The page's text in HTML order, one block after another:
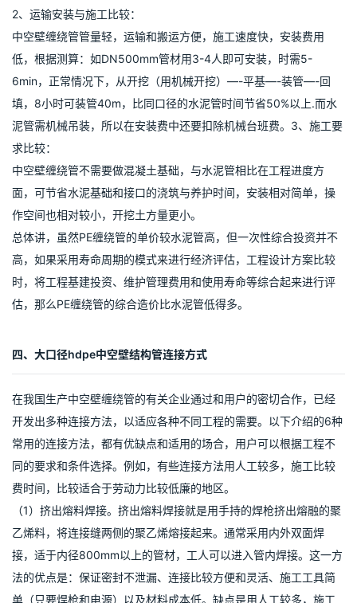
2、运输安装与施工比较：
中空壁缠绕管管量轻，运输和搬运方便，施工速度快，安装费用
低，根据测算：如DN500mm管材用3-4人即可安装，时需5-
6min，正常情况下，从开挖（用机械开挖）—-平基—-装管—-回
填，8小时可装管40m，比同口径的水泥管时间节省50%以上.而水
泥管需机械吊装，所以在安装费中还要扣除机械台班费。3、施工要
求比较：
中空壁缠绕管不需要做混凝土基础，与水泥管相比在工程进度方
面，可节省水泥基础和接口的浇筑与养护时间，安装相对简单，操
作空间也相对较小，开挖土方量更小。
总体讲，虽然PE缠绕管的单价较水泥管高，但一次性综合投资并不
高，如果采用寿命周期的模式来进行经济评估，工程设计方案比较
时，将工程基建投资、维护管理费用和使用寿命等综合起来进行评
估，那么PE缠绕管的综合造价比水泥管低得多。
四、大口径hdpe中空壁结构管连接方式
在我国生产中空壁缠绕管的有关企业通过和用户的密切合作，已经
开发出多种连接方法，以适应各种不同工程的需要。以下介绍的6种
常用的连接方法，都有优缺点和适用的场合，用户可以根据工程不
同的要求和条件选择。例如，有些连接方法用人工较多，施工比较
费时间，比较适合于劳动力比较低廉的地区。
（1）挤出熔料焊接。挤出熔料焊接就是用手持的焊枪挤出熔融的聚
乙烯料，将连接缝两侧的聚乙烯熔接起来。通常采用内外双面焊
接，适于内径800mm以上的管材，工人可以进入管内焊接。这一方
法的优点是：保证密封不泄漏、连接比较方便和灵活、施工工具简
单（只要焊枪和电源）以及材料成本低。缺点是用人工较多，施工